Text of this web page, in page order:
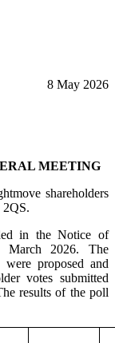
8 May 2026
MEETING
shareholders
in the Notice of
March 2026. The
proposed and
votes submitted
results of the poll